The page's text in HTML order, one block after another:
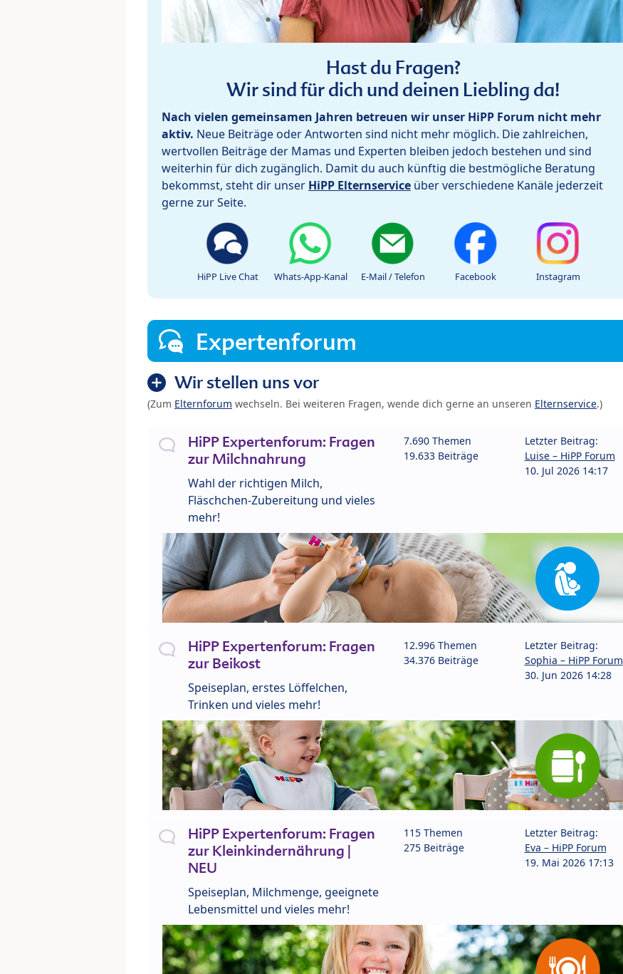
Hast du Fragen?
Wir sind für dich und deinen Liebling da!
Nach vielen gemeinsamen Jahren betreuen wir unser HiPP Forum nicht mehr
aktiv. Neue Beiträge oder Antworten sind nicht mehr möglich. Die zahlreichen,
wertvollen Beiträge der Mamas und Experten bleiben jedoch bestehen und sind
weiterhin für dich zugänglich. Damit du auch künftig die bestmögliche Beratung
bekommst, steht dir unser HiPP Elternservice über verschiedene Kanäle jederzeit
gerne zur Seite.
HiPP Live Chat Whats-App-Kanal E-Mail / Telefon Facebook Instagram
Expertenforum
Wir stellen uns vor
(Zum Elternforum wechseln. Bei weiteren Fragen, wende dich gerne an unseren Elternservice.)
HiPP Expertenforum: Fragen
zur Milchnahrung
Wahl der richtigen Milch,
Fläschchen-Zubereitung und vieles
mehr!
7.690 Themen
19.633 Beiträge
Letzter Beitrag:
Luise – HiPP Forum
10. Jul 2026 14:17
HiPP Expertenforum: Fragen
zur Beikost
Speiseplan, erstes Löffelchen,
Trinken und vieles mehr!
12.996 Themen
34.376 Beiträge
Letzter Beitrag:
Sophia – HiPP Forum
30. Jun 2026 14:28
HiPP Expertenforum: Fragen
zur Kleinkindernährung |
NEU
Speiseplan, Milchmenge, geeignete
Lebensmittel und vieles mehr!
115 Themen
275 Beiträge
Letzter Beitrag:
Eva – HiPP Forum
19. Mai 2026 17:13